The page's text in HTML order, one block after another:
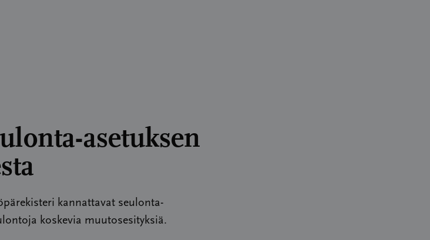
asetuksen
kannattavat seulonta-
koskevia muutosesityksiä.